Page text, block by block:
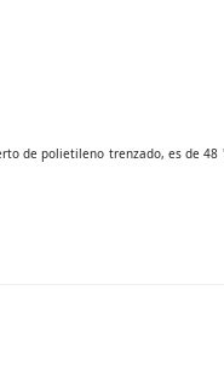
polietileno trenzado, es de